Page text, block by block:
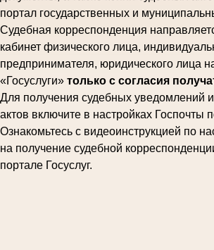
портал государственных и
Судебная корреспонденция
кабинет физического лица,
предпринимателя, юридического лица
«Госуслуги» только с согласия
Для получения судебных уведомлений
актов включите в настройках Госпочты
Ознакомьтесь с видеоинструкцией по
на получение судебной
портале Госуслуг.